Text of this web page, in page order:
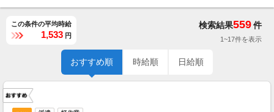
この条件の平均時給
1,533 円
検索結果559件
1~17件を表示
おすすめ順 時給順 日給順